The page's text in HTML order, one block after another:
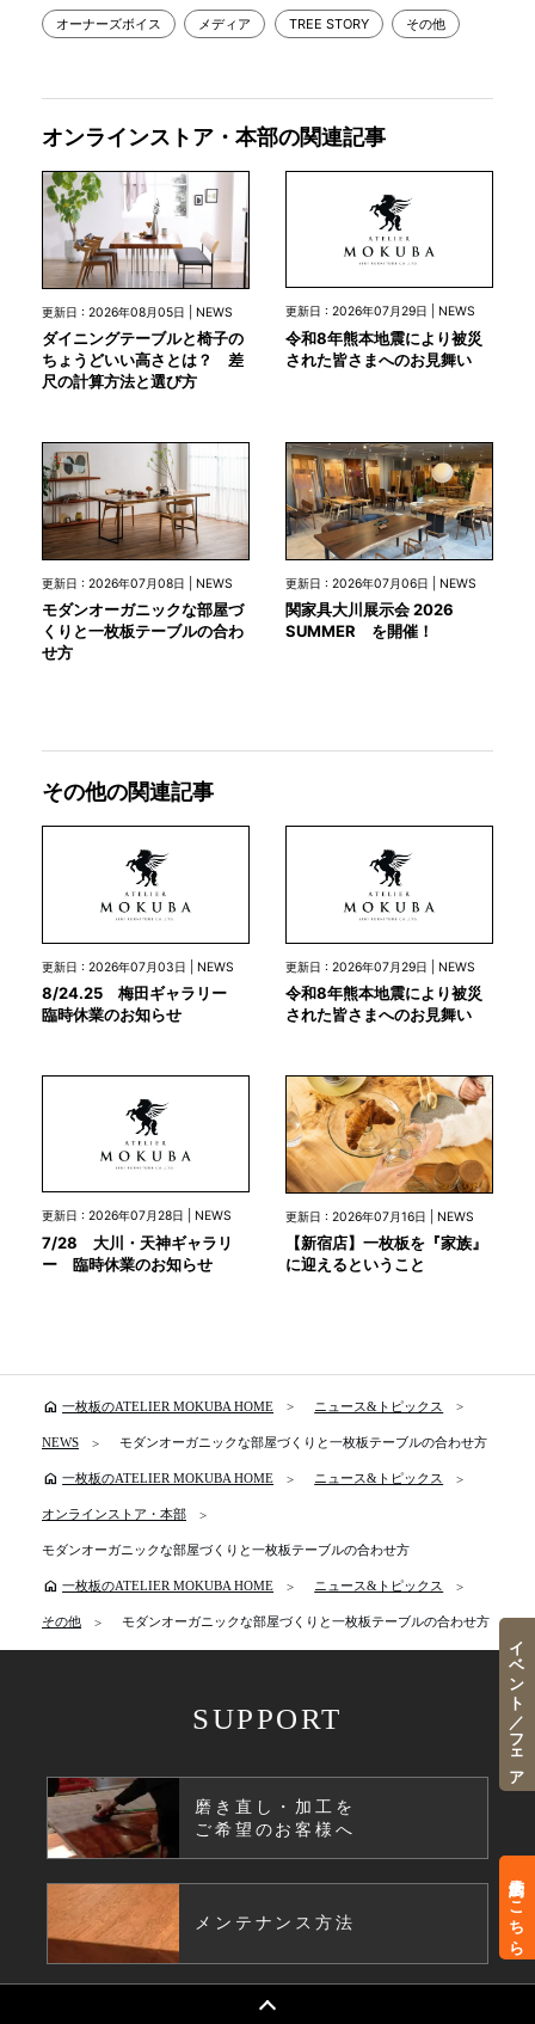
オーナーズボイス メディア TREE STORY その他
オンラインストア・本部の関連記事
更新日 : 2026年08月05日 | NEWS
ダイニングテーブルと椅子の
ちょうどいい高さとは？ 差
尺の計算方法と選び方
更新日 : 2026年07月29日 | NEWS
令和8年熊本地震により被災
された皆さまへのお見舞い
更新日 : 2026年07月08日 | NEWS
モダンオーガニックな部屋づ
くりと一枚板テーブルの合わ
せ方
更新日 : 2026年07月06日 | NEWS
関家具大川展示会 2026
SUMMER を開催！
その他の関連記事
更新日 : 2026年07月03日 | NEWS
8/24.25 梅田ギャラリー
臨時休業のお知らせ
更新日 : 2026年07月29日 | NEWS
令和8年熊本地震により被災
された皆さまへのお見舞い
更新日 : 2026年07月28日 | NEWS
7/28 大川・天神ギャラリ
ー 臨時休業のお知らせ
更新日 : 2026年07月16日 | NEWS
【新宿店】一枚板を『家族』
に迎えるということ
home 一枚板のATELIER MOKUBA HOME ニュース&トピックス
NEWS モダンオーガニックな部屋づくりと一枚板テーブルの合わせ方
home 一枚板のATELIER MOKUBA HOME ニュース&トピックス
オンラインストア・本部
モダンオーガニックな部屋づくりと一枚板テーブルの合わせ方
home 一枚板のATELIER MOKUBA HOME ニュース&トピックス
その他 モダンオーガニックな部屋づくりと一枚板テーブルの合わせ方
SUPPORT
磨き直し・加工を
ご希望のお客様へ
メンテナンス方法 来店予約はこちら
イベント／フェア